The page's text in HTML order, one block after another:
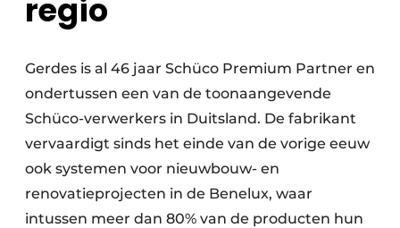
regio
Gerdes is al 46 jaar Schüco Premium Partner en
ondertussen een van de toonaangevende
Schüco-verwerkers in Duitsland. De fabrikant
vervaardigt sinds het einde van de vorige eeuw
ook systemen voor nieuwbouw- en
renovatieprojecten in de Benelux, waar
intussen meer dan 80% van de producten hun